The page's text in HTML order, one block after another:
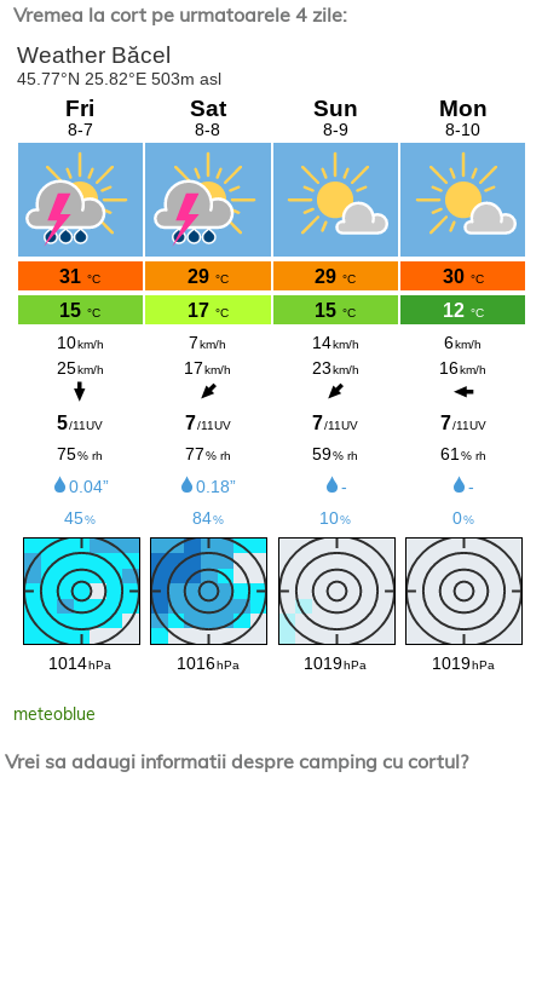
Vremea la cort pe urmatoarele 4 zile:
meteoblue
Vrei sa adaugi informatii despre camping cu cortul?